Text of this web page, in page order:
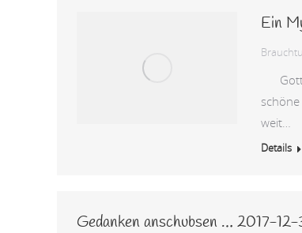
Ein
Gott
weit…
Details
Gedanken anschubsen … 2017-12-